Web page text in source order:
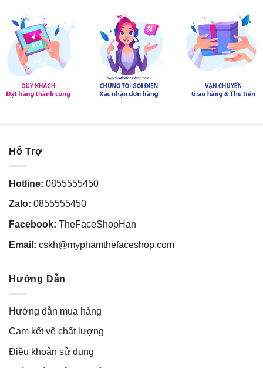
Hỗ Trợ
Hotline: 0855555450
Zalo: 0855555450
Facebook: TheFaceShopHan
Email: cskh@myphamthefaceshop.com
Hướng Dẫn
Hướng dẫn mua hàng
Cam kết về chất lượng
Điều khoản sử dụng